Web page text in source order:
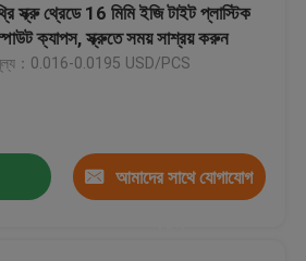
স্ক্রু থ্রেডে 16 মিমি ইজি টাইট প্লাস্টিক
ক্যাপস, স্ক্রুতে সময় সাশ্রয় করুন
：0.016-0.0195 USD/PCS
আমাদের সাথে যোগাযোগ